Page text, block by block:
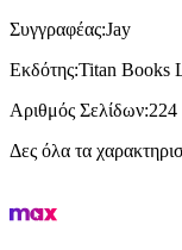
Συγγραφέας:Jay
Εκδότης:Titan Books
Αριθμός Σελίδων:224
Δες όλα τα